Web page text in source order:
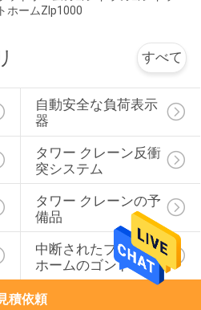
ホームZlp1000
すべて
自動安全な負荷表示
器
タワー クレーン反衝
突システム
タワー クレーンの予
備品
中断されたプラット
ホームのゴンドラ
積依頼